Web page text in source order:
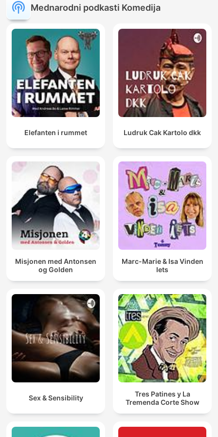
Mednarodni podkasti Komedija
Elefanten i rummet Ludruk Cak Kartolo dkk
Misjonen med Antonsen
og Golden
Marc-Marie & Isa Vinden
Iets
Sex & Sensibility
Tres Patines y La
Tremenda Corte Show